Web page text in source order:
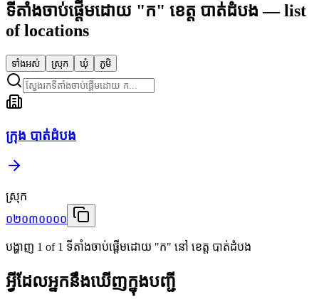
ទីតាំងចាប់ផ្តើមដោយ "ក" ខេត្ត បាត់ដំបង — list
of locations
ទាំងអស់ ស្រុក ឃុំ ភូមិ
ក្រុង បាត់ដំបង
ស្រុក
០២០៣០០០០
បង្ហាញ 1 of 1 ទីតាំងចាប់ផ្តើមដោយ "ក" នៅ ខេត្ត បាត់ដំបង
អ្វីដែលអ្នកនឹងឃើញក្នុងបញ្ជី